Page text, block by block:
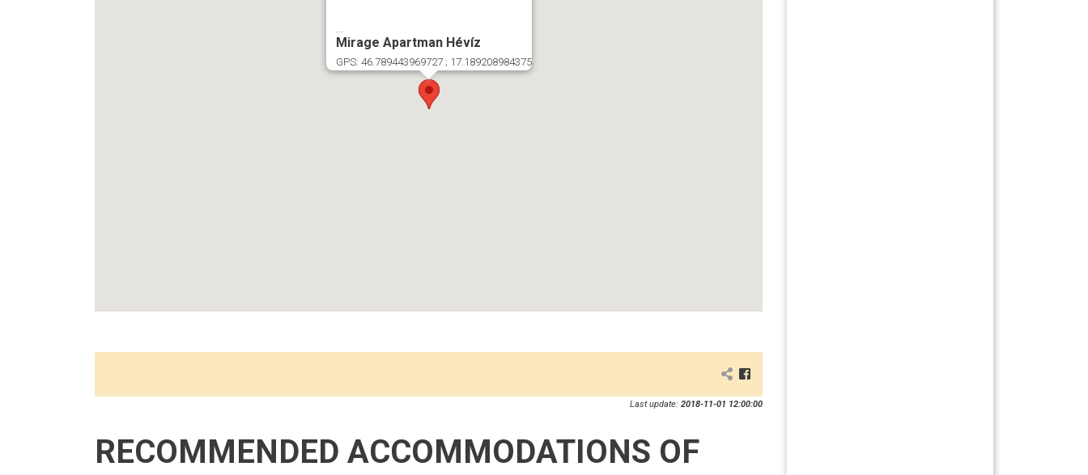
Mirage Apartman Hévíz
GPS: 46.789443969727 ; 17.189208984375
Last update: 2018-11-01 12:00:00
RECOMMENDED ACCOMMODATIONS OF